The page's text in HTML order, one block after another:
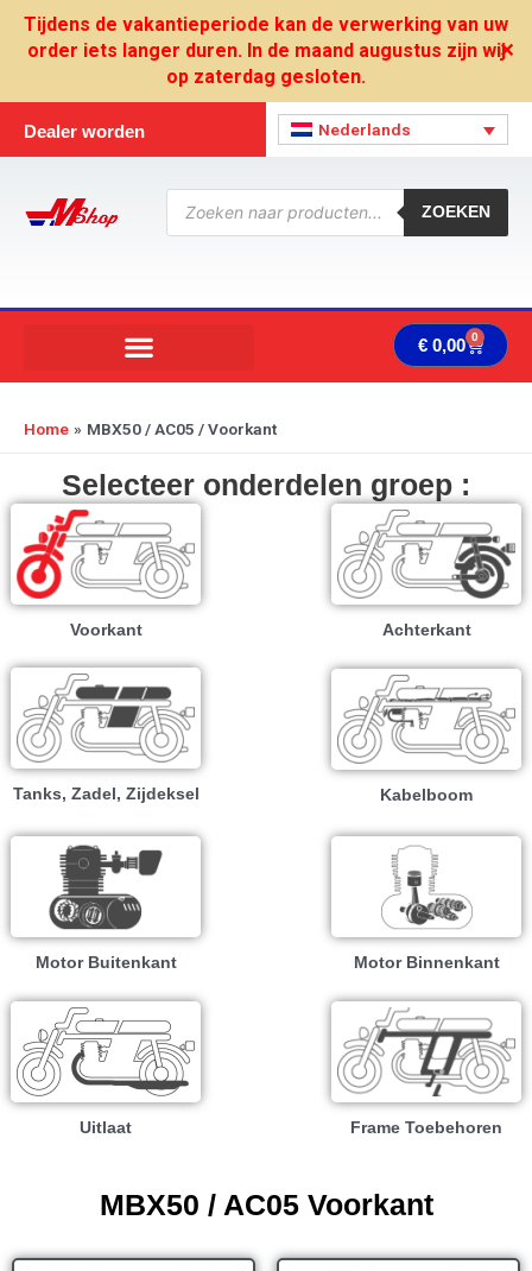
Tijdens de vakantieperiode kan de verwerking van uw
order iets langer duren. In de maand augustus zijn wij
op zaterdag gesloten.
✕
Dealer worden Nederlands
Producten
zoeken
ZOEKEN
€ 0,00 0
Home MBX50 / AC05 / Voorkant
Selecteer onderdelen groep :
Voorkant Achterkant
Tanks, Zadel, Zijdeksel Kabelboom
Motor Buitenkant Motor Binnenkant
Uitlaat Frame Toebehoren
MBX50 / AC05 Voorkant